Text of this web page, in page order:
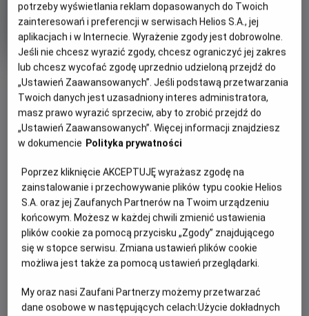
OBSERWUJ
Oryginalny
tytuł
Wish Gatunek
Animowany / Przygodowy
6 lat
Czas
trwania
95 min
Kraj
i
rok
produkcji
USA (2023)
PREMIERA
24 listopada 2023
REŻYSERIA
Кріс Бак
SCENARIUSZ
Кріс Бак
OBSADA
Кріс Пайн, Алан Тудик, Аріана Дебос
WIĘCEJ SZCZEGÓŁÓW
OPIS FILMU
Історія розповідає про кмітливу дівчину-ідеалістку, яка
загадує настільки сильне бажання, що на нього
відгукується космічна сила - маленька кулька безмежної
енергії. Щоб врятувати свій народ, вони протистоять
лихому королю. Адже коли воля однієї сміливої людини
поєднується з магією, можуть відбуватися дивовижні речі...
potrzeby wyświetlania reklam dopasowanych do Twoich
zainteresowań i preferencji w serwisach Helios S.A., jej
aplikacjach i w Internecie. Wyrażenie zgody jest dobrowolne.
Jeśli nie chcesz wyrazić zgody, chcesz ograniczyć jej zakres
lub chcesz wycofać zgodę uprzednio udzieloną przejdź do
„Ustawień Zaawansowanych”. Jeśli podstawą przetwarzania
Twoich danych jest uzasadniony interes administratora,
masz prawo wyrazić sprzeciw, aby to zrobić przejdź do
„Ustawień Zaawansowanych”. Więcej informacji znajdziesz
w dokumencie Polityka prywatności
Poprzez kliknięcie AKCEPTUJĘ wyrażasz zgodę na
zainstalowanie i przechowywanie plików typu cookie Helios
S.A. oraz jej Zaufanych Partnerów na Twoim urządzeniu
końcowym. Możesz w każdej chwili zmienić ustawienia
plików cookie za pomocą przycisku „Zgody” znajdującego
się w stopce serwisu. Zmiana ustawień plików cookie
możliwa jest także za pomocą ustawień przeglądarki.
My oraz nasi Zaufani Partnerzy możemy przetwarzać
dane osobowe w następujących celach:Użycie dokładnych